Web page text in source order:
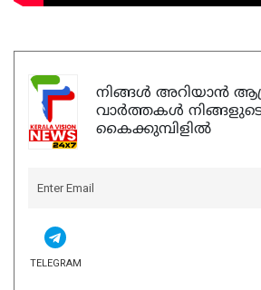
നിങ്ങൾ അറിയാൻ
വാർത്തകൾ
കൈക്കുമ്പിളിൽ
TELEGRAM